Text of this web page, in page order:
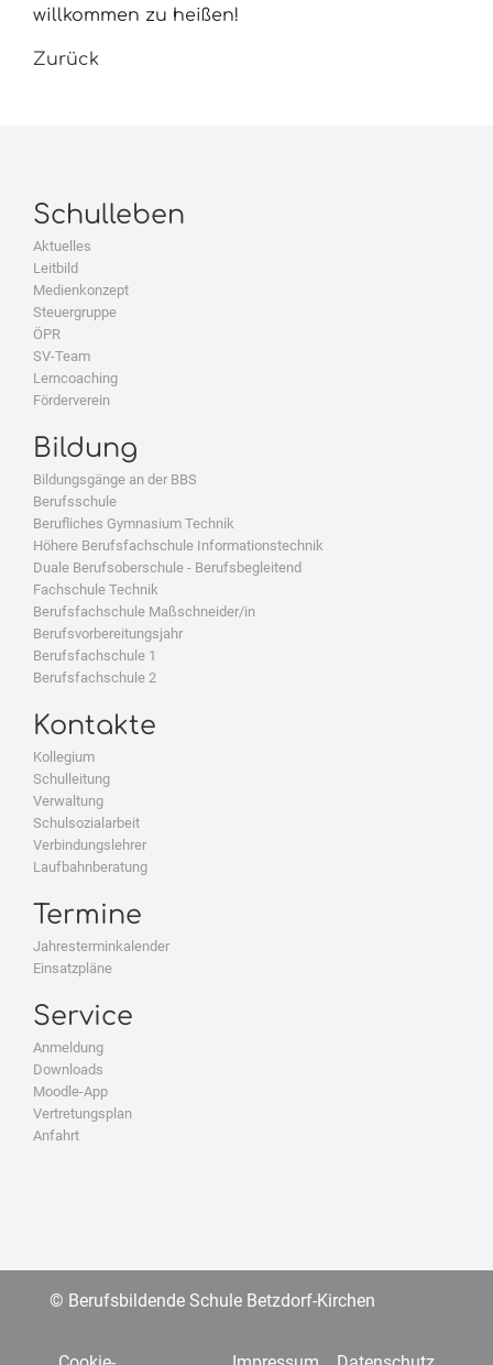
willkommen zu heißen!
Zurück
Schulleben
Aktuelles
Leitbild
Medienkonzept
Steuergruppe
ÖPR
SV-Team
Lerncoaching
Förderverein
Bildung
Bildungsgänge an der BBS
Berufsschule
Berufliches Gymnasium Technik
Höhere Berufsfachschule Informationstechnik
Duale Berufsoberschule - Berufsbegleitend
Fachschule Technik
Berufsfachschule Maßschneider/in
Berufsvorbereitungsjahr
Berufsfachschule 1
Berufsfachschule 2
Kontakte
Kollegium
Schulleitung
Verwaltung
Schulsozialarbeit
Verbindungslehrer
Laufbahnberatung
Termine
Jahresterminkalender
Einsatzpläne
Service
Anmeldung
Downloads
Moodle-App
Vertretungsplan
Anfahrt
© Berufsbildende Schule Betzdorf-Kirchen